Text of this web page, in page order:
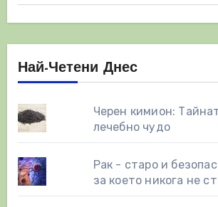
Най-Четени Днес
Черен кимион:
лечебно чудо
Рак - старо и
за което никога не